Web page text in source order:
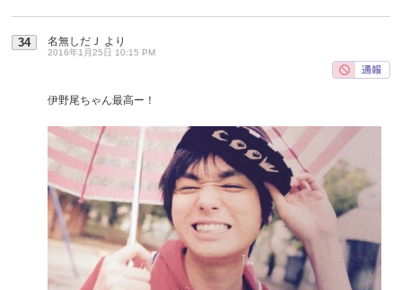
34 名無しだＪ より
2016年1月25日 10:15 PM
伊野尾ちゃん最高ー！